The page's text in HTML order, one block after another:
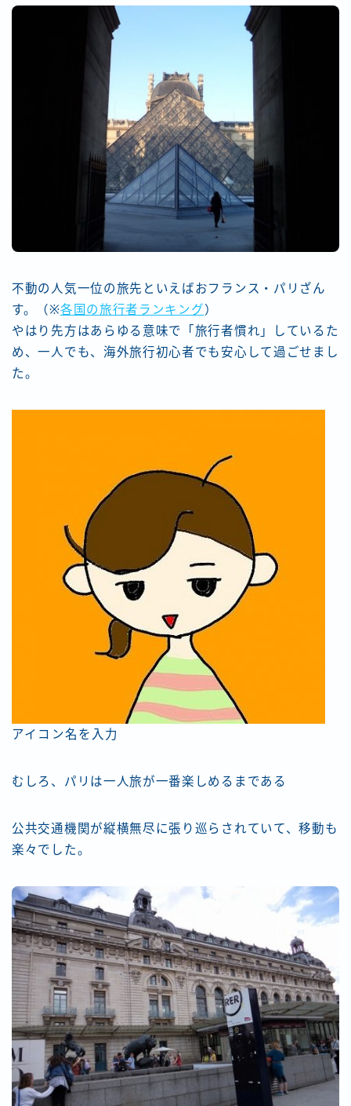
不動の人気一位の旅先といえばおフランス・パリざん
す。（※各国の旅行者ランキング）
やはり先方はあらゆる意味で「旅行者慣れ」しているた
め、一人でも、海外旅行初心者でも安心して過ごせまし
た。
アイコン名を入力
むしろ、パリは一人旅が一番楽しめるまである
公共交通機関が縦横無尽に張り巡らされていて、移動も
楽々でした。